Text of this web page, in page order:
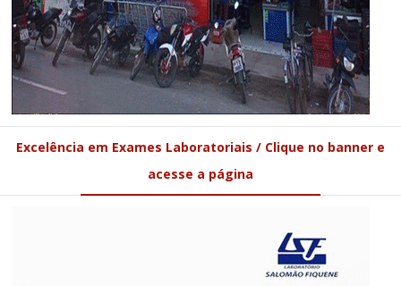
Excelência em Exames Laboratoriais / Clique no banner e
acesse a página